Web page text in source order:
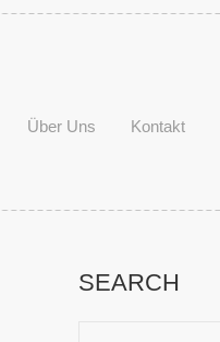
Über Uns Kontakt
SEARCH